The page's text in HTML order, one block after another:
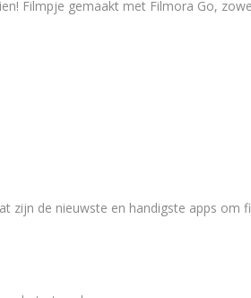
Filmpje gemaakt met Filmora Go,
zijn de nieuwste en handigste apps